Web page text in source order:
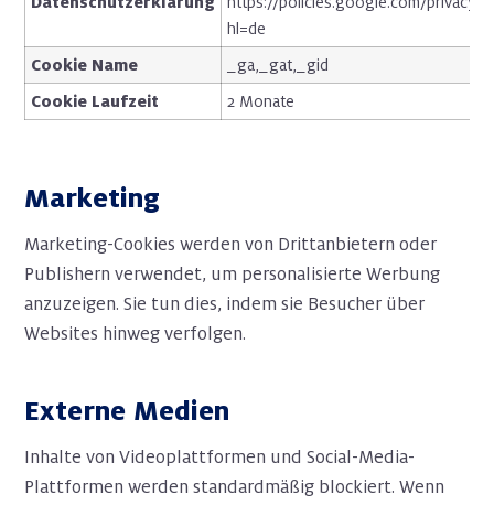
hl=de
Cookie Name _ga,_gat,_gid
Cookie Laufzeit 2 Monate
Marketing
Marketing-Cookies werden von Drittanbietern oder
Publishern verwendet, um personalisierte Werbung
anzuzeigen. Sie tun dies, indem sie Besucher über
Websites hinweg verfolgen.
Externe Medien
Inhalte von Videoplattformen und Social-Media-
Plattformen werden standardmäßig blockiert. Wenn